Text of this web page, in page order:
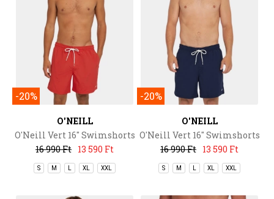
-20%
O'NEILL
O'Neill Vert 16'' Swimshorts
16 990 Ft 13 590 Ft
S M L XL XXL
-20%
O'NEILL
O'Neill Vert 16'' Swimshorts
16 990 Ft 13 590 Ft
S M L XL XXL